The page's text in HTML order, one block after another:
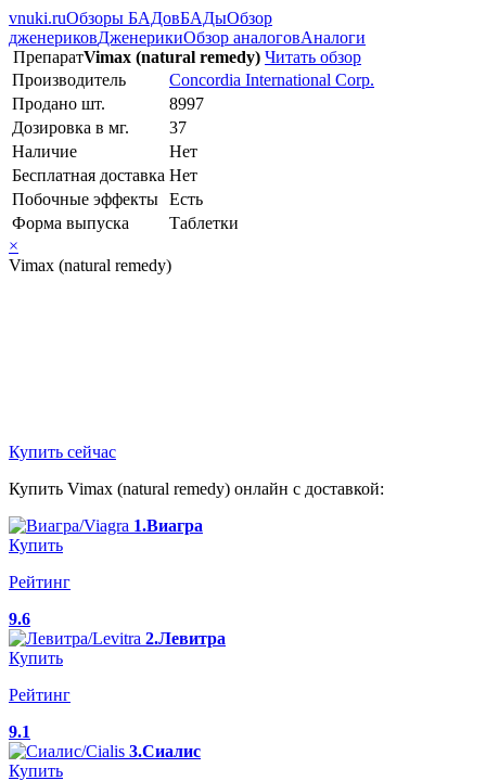
vnuki.ruОбзоры БАДовБАДыОбзор
дженериковДженерикиОбзор аналоговАналоги
ПрепаратVimax (natural remedy) Читать обзор
Производитель
Concordia International Corp.
Продано шт.
8997
Дозировка в мг.
37
Наличие
Нет
Бесплатная доставка Нет
Побочные эффекты Есть
Форма выпуска
Таблетки
×
Vimax (natural remedy)
Купить сейчас
Купить Vimax (natural remedy) онлайн с доставкой:
1.Виагра
Купить
Рейтинг
9.6
2.Левитра
Купить
Рейтинг
9.1
3.Сиалис
Купить